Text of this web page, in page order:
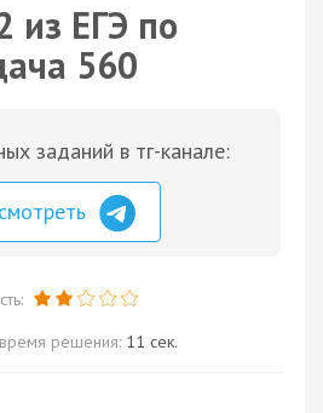
из ЕГЭ по
560
заданий в тг-канале:
решения: 11 сек.